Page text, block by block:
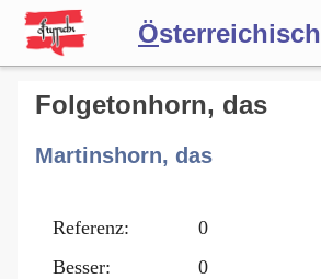
Österreichisch
Wörterbuch
Forum
Blog
Folgetonhorn, das
Martinshorn, das
Referenz:
0
Besser:
0